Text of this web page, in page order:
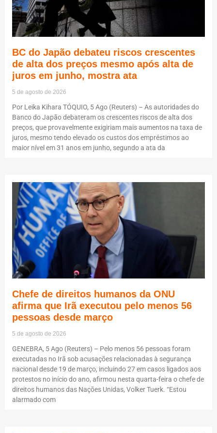
BC do Japão debateu riscos crescentes
de alta dos preços mesmo após alta de
juros em junho, mostra ata
5 de agosto de 2026
Por Leika Kihara TÓQUIO, 5 Ago (Reuters) – As autoridades do
Banco do Japão debateram os crescentes riscos de alta dos
preços, que provavelmente exigiriam mais aumentos na taxa de
juros, mesmo tendo elevado os custos dos empréstimos ao
maior nível em 31 anos em junho, segundo a ata da
Chefe de direitos humanos da ONU
afirma que Irã executou pelo menos 56
pessoas desde março
5 de agosto de 2026
GENEBRA, 5 Ago (Reuters) – Pelo menos 56 pessoas foram
executadas no Irã sob acusações relacionadas à segurança
nacional desde 19 de março, incluindo 27 em casos ligados aos
protestos no início do ano, afirmou nesta quarta-feira o chefe de
direitos humanos das Nações Unidas, Volker Tuerk. “Estou
alarmado com